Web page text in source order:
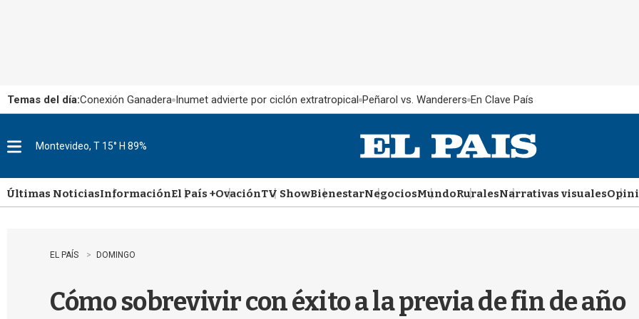
Temas del día:Conexión Ganadera Inumet advierte por ciclón extratropical Peñarol vs. Wanderers En Clave País
u
Montevideo, T 15° H 89%
Últimas NoticiasInformaciónEl País +OvaciónTV ShowBienestarNegociosMundoRuralesNarrativas visuales
EL PAÍS DOMINGO
Cómo sobrevivir con éxito a la previa de fin de año